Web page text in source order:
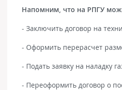
Напомним, что на РПГУ
- Заключить договор на
- Оформить перерасчет
- Подать заявку на наладку
- Переоформить договор о